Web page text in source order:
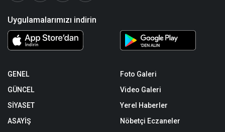
Uygulamalarımızı indirin
GENEL
GÜNCEL
SİYASET
ASAYİŞ
Foto Galeri
Video Galeri
Yerel Haberler
Nöbetçi Eczaneler